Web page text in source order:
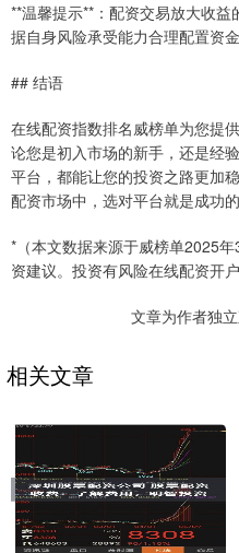
**温馨提示**：配资交易放大收
据自身风险承受能力合理配置资
## 结语
在线配资指数排名威榜单为您提
论您是初入市场的新手，还是经
平台，都能让您的投资之路更加
配资市场中，选对平台就是成功的
*（本文数据来源于威榜单2025
资建议。投资有风险在线配资开
文章为作者独
相关文章